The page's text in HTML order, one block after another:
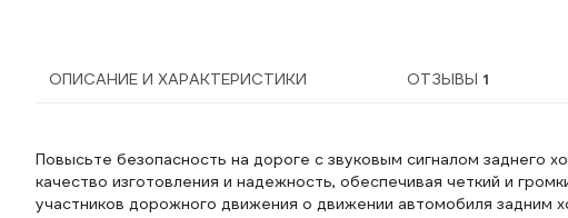
ОПИСАНИЕ И ХАРАКТЕРИСТИКИ ОТЗЫВЫ 1
Повысьте безопасность на дороге с звуковым сигналом заднего
качество изготовления и надежность, обеспечивая четкий и
участников дорожного движения о движении автомобиля задним